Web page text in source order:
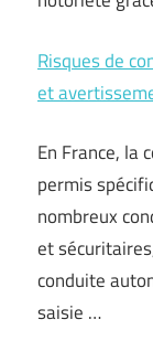
Risques de
et
En France, la
permis
nombreux
et
conduite
saisie …